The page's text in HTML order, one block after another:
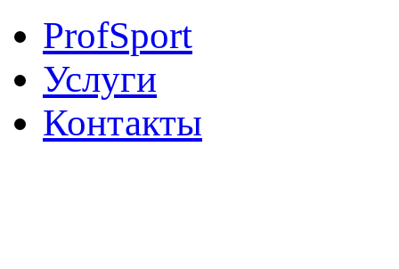
ProfSport
Услуги
Контакты